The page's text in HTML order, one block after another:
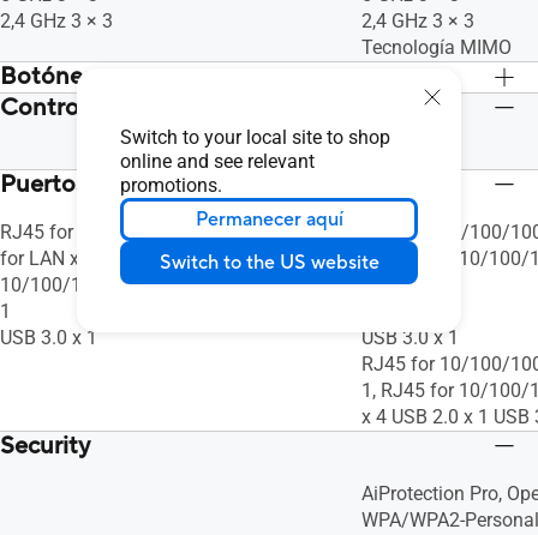
Switch to your local site to shop
online and see relevant
promotions.
Permanecer aquí
Switch to the US website
2,4 GHz 3 × 3
2,4 GHz 3 × 3
Tecnología MIMO
Botónes
WPS Button, Reset Button, Power Button WPS Button, Reset
Control parental
Sí, Sí
Puertos
RJ45 for 10/100/1000/Gigabits BaseT
for LAN x 4, RJ45 for
10/100/1000/Gigabits BaseT for WAN x
1
USB 3.0 x 1
RJ45 for 10/100/
1, RJ45 for 10/100/
x 4
USB 3.0 x 1
RJ45 for 10/100/
1, RJ45 for 10/100/
x 4 USB 2.0 x 1 USB
Security
AiProtection Pro,
WPA/WPA2-